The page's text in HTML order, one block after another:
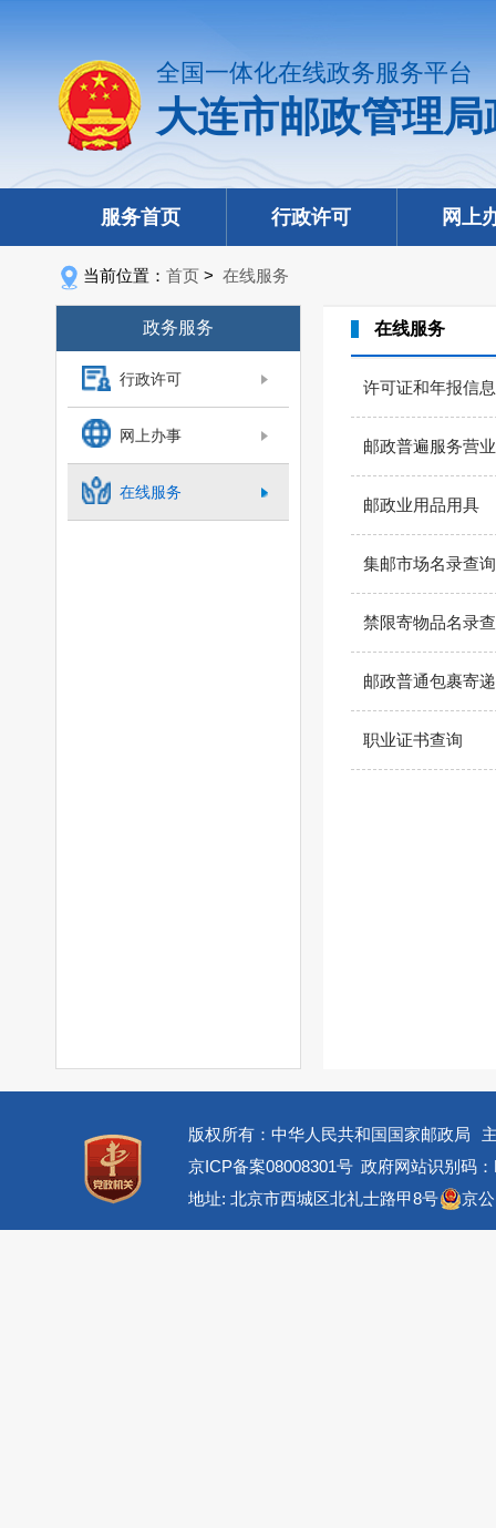
全国一体化在线政务服务平台
大连市邮政管理
服务首页 行政许可 网上
当前位置： 首页 > 在线服务
政务服务
行政许可
网上办事
在线服务
在线服务
许可证和年报信
邮政普遍服务营
邮政业用品用具
集邮市场名录查询
禁限寄物品名录
邮政普通包裹寄
职业证书查询
版权所有：中华人民共和国国家邮政局
京ICP备案08008301号 政府网站识别码
地址: 北京市西城区北礼士路甲8号
京